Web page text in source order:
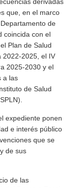
que, en el marco
de
coincida con el
Plan de Salud
2022-2025, el IV
2025-2030 y el
a las
de Salud
expediente ponen
e interés público
que se
de sus
de las